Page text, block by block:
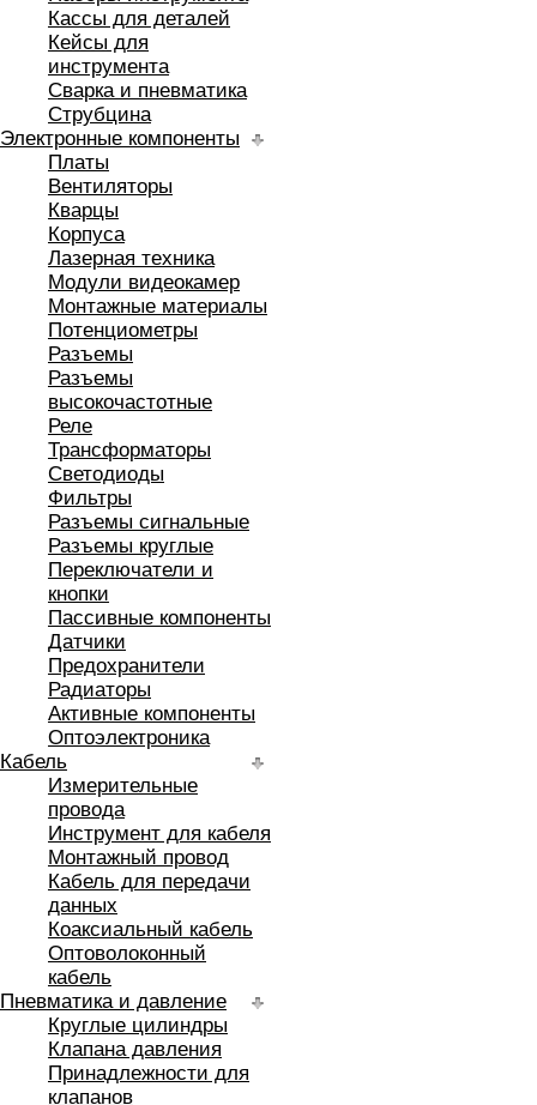
Кассы для деталей
Кейсы для
инструмента
Сварка и пневматика
Струбцина
Электронные компоненты
Платы
Вентиляторы
Кварцы
Корпуса
Лазерная техника
Модули видеокамер
Монтажные материалы
Потенциометры
Разъемы
Разъемы
высокочастотные
Реле
Трансформаторы
Светодиоды
Фильтры
Разъемы сигнальные
Разъемы круглые
Переключатели и
кнопки
Пассивные компоненты
Датчики
Предохранители
Радиаторы
Активные компоненты
Оптоэлектроника
Кабель
Измерительные
провода
Инструмент для кабеля
Монтажный провод
Кабель для передачи
данных
Коаксиальный кабель
Оптоволоконный
кабель
Пневматика и давление
Круглые цилиндры
Клапана давления
Принадлежности для
клапанов